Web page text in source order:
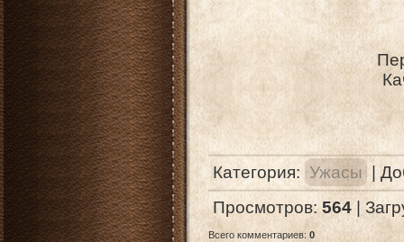
Категория: Ужасы
Просмотров:564
Всего комментариев: 0